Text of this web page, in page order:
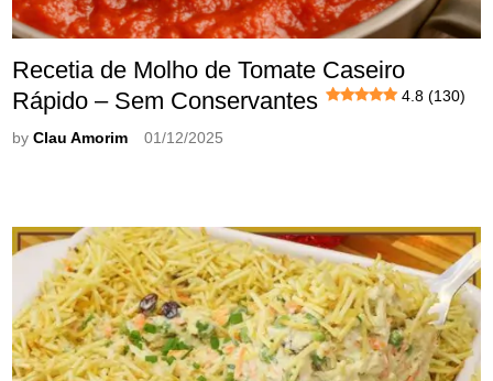
Recetia de Molho de Tomate Caseiro
Rápido – Sem Conservantes
4.8 (130)
byClau Amorim 01/12/2025